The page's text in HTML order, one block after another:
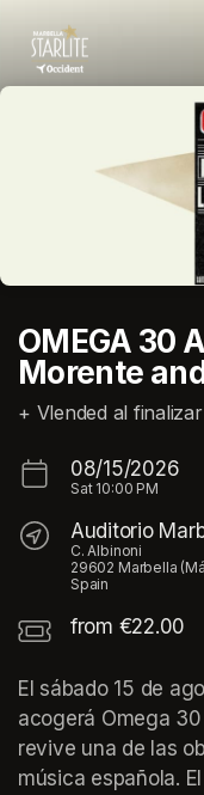
OMEGA 30
Morente
+ Vlended al
08/15/2026
Sat 10:00 PM
Auditorio
C. Albinoni
29602 Marbella
Spain
from €22.00
El sábado 15 de
acogerá Omega
revive una de las
música española.